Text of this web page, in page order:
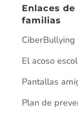
Enlaces
familias
CiberBullying
El acoso
Pantallas
Plan de